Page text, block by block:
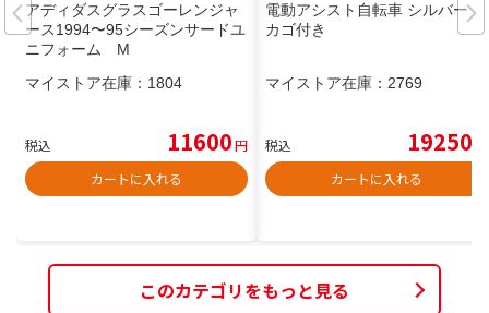
アディダスグラスゴーレンジャ
ース1994〜95シーズンサードユ
ニフォーム M
マイストア在庫： 1804
税込 11600円
カートに入れる
電動アシスト自転車 シルバー 前
カゴ付き
マイストア在庫： 2769
税込 19250
カートに入れる
このカテゴリをもっと見る